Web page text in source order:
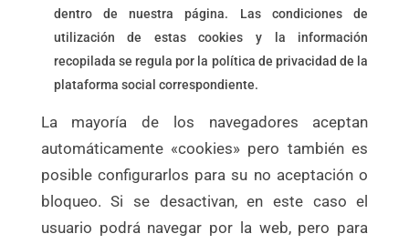
dentro de nuestra página. Las condiciones de
utilización de estas cookies y la información
recopilada se regula por la política de privacidad de la
plataforma social correspondiente.
La mayoría de los navegadores aceptan
automáticamente «cookies» pero también es
posible configurarlos para su no aceptación o
bloqueo. Si se desactivan, en este caso el
usuario podrá navegar por la web, pero para